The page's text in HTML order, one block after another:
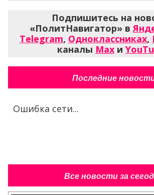
Подпишитесь на
«ПолитНавигатор» в
Telegram, Одноклассниках,
каналы Max и
Последние
Ошибка сети...
Все новости за